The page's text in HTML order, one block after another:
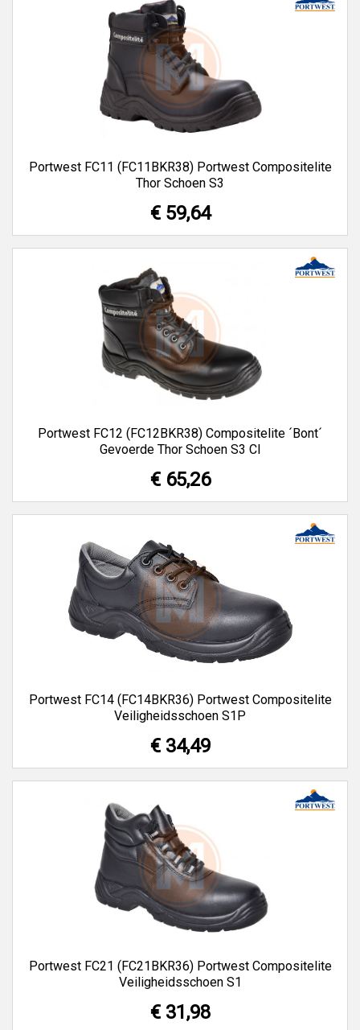
Portwest FC11 (FC11BKR38) Portwest Compositelite
Thor Schoen S3
€ 59,64
Portwest FC12 (FC12BKR38) Compositelite ´Bont´
Gevoerde Thor Schoen S3 CI
€ 65,26
Portwest FC14 (FC14BKR36) Portwest Compositelite
Veiligheidsschoen S1P
€ 34,49
Portwest FC21 (FC21BKR36) Portwest Compositelite
Veiligheidsschoen S1
€ 31,98